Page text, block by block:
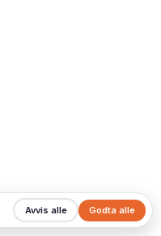
Godta alle
Avvis alle